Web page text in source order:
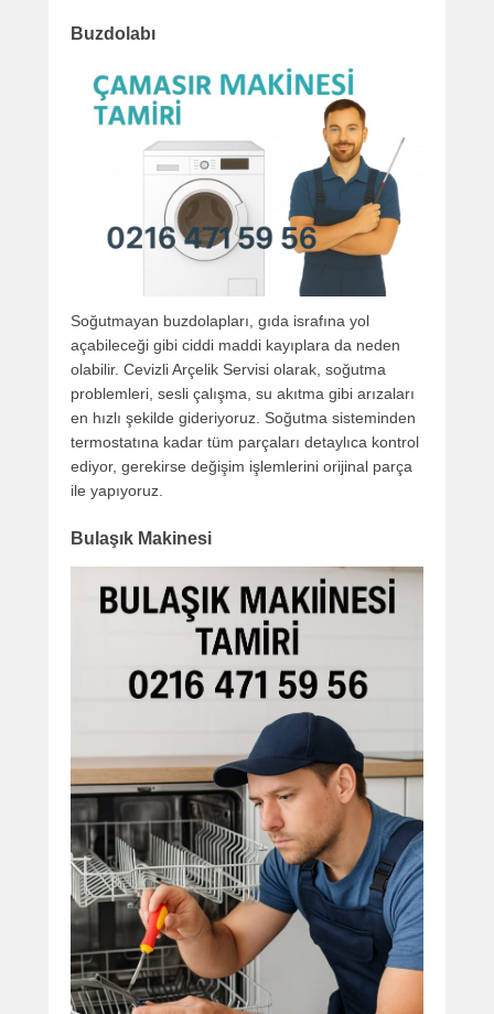
Buzdolabı
Soğutmayan buzdolapları, gıda israfına yol
açabileceği gibi ciddi maddi kayıplara da neden
olabilir. Cevizli Arçelik Servisi olarak, soğutma
problemleri, sesli çalışma, su akıtma gibi arızaları
en hızlı şekilde gideriyoruz. Soğutma sisteminden
termostatına kadar tüm parçaları detaylıca kontrol
ediyor, gerekirse değişim işlemlerini orijinal parça
ile yapıyoruz.
Bulaşık Makinesi